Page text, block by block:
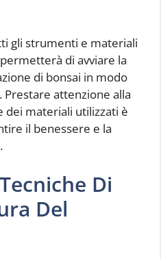
gli strumenti e materiali
di avviare la
di bonsai in modo
Prestare attenzione alla
dei materiali utilizzati è
il benessere e la
Di
Del